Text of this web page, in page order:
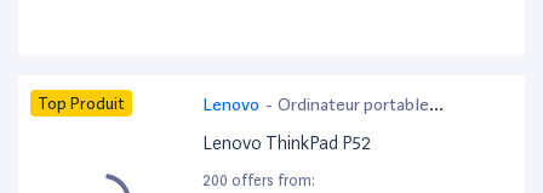
Top Produit Lenovo - Ordinateur portable
bureautique
Lenovo ThinkPad P52
200 offers from: